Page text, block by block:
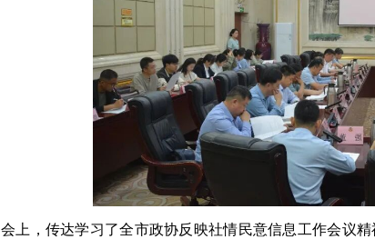
会上，传达学习了全市政协反映社情民意信息工作会议